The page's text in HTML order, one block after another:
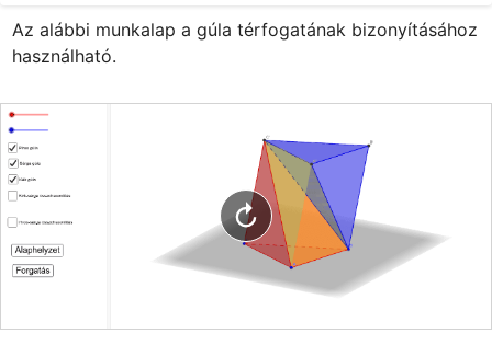
Bejelentkezés
Az alábbi munkalap a gúla térfogatának bizonyításához
használható.